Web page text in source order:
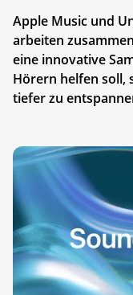
Apple Music und
arbeiten
eine innovative
Hörern helfen soll,
tiefer zu